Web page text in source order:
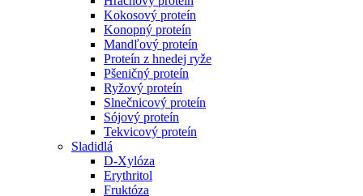
Kokosový proteín
Konopný proteín
Mandľový proteín
Proteín z hnedej ryže
Pšeničný proteín
Ryžový proteín
Slnečnicový proteín
Sójový proteín
Tekvicový proteín
Sladidlá
D-Xylóza
Erythritol
Fruktóza